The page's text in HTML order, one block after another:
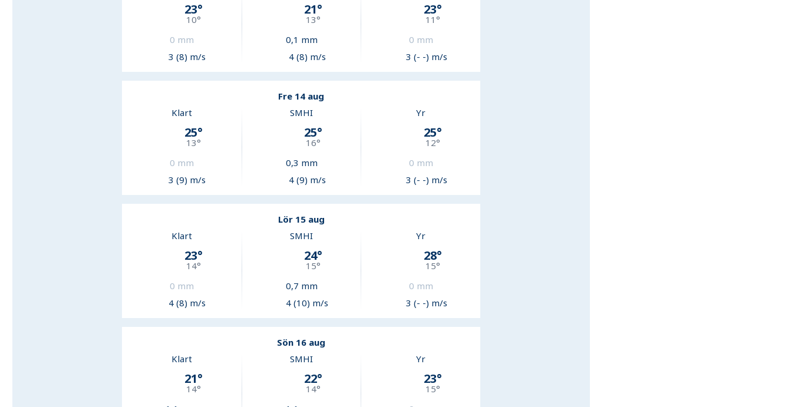
23°
10°
0 mm
3 (8) m/s
21°
13°
0,1 mm
4 (8) m/s
23°
11 °
0 mm
3 (- -) m/s
Fre 14 aug
Klart
25°
13°
0 mm
3 (9) m/s
SMHI
25°
16°
0,3 mm
4 (9) m/s
Yr
25°
12°
0 mm
3 (- -) m/s
Lör 15 aug
Klart
23°
14°
0 mm
4 (8) m/s
SMHI
24°
15°
0,7 mm
4 (10) m/s
Yr
28°
15°
0 mm
3 (- -) m/s
Sön 16 aug
Klart
21°
14°
SMHI
22°
14°
Yr
23°
15°